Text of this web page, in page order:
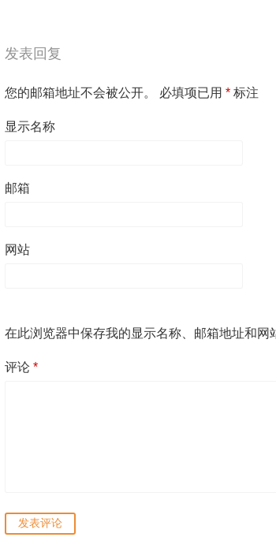
发表回复
您的邮箱地址不会被公开。 必填项已用 * 标注
显示名称
邮箱
网站
在此浏览器中保存我的显示名称、邮箱地址和网
评论 *